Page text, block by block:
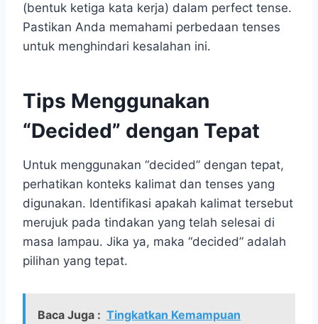
(bentuk ketiga kata kerja) dalam perfect tense.
Pastikan Anda memahami perbedaan tenses
untuk menghindari kesalahan ini.
Tips Menggunakan
“Decided” dengan Tepat
Untuk menggunakan “decided” dengan tepat,
perhatikan konteks kalimat dan tenses yang
digunakan. Identifikasi apakah kalimat tersebut
merujuk pada tindakan yang telah selesai di
masa lampau. Jika ya, maka “decided” adalah
pilihan yang tepat.
Baca Juga : Tingkatkan Kemampuan